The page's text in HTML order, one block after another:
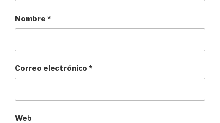
Nombre *
Correo electrónico *
Web